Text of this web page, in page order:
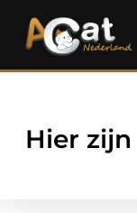
Hier